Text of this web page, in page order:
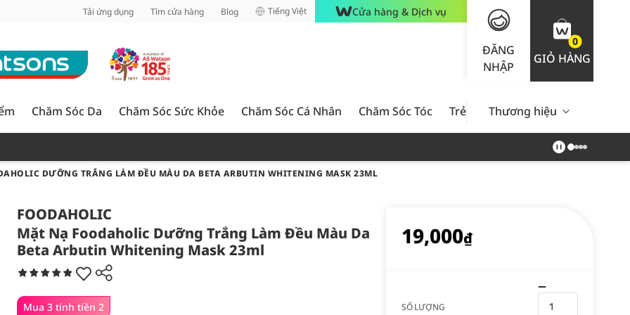
Tải ứng dụng Tìm cửa hàng Blog Tiếng Việt Cửa hàng & Dịch vụ
ĐĂNG
NHẬP
0
GIỎ HÀNG
Chăm Sóc Da Chăm Sóc Sức Khỏe Chăm Sóc Cá Nhân Chăm Sóc Tóc Trẻ Em Nam Giới Chăm Sóc
Thương hiệu
DƯỠNG TRẮNG LÀM ĐỀU MÀU DA BETA ARBUTIN WHITENING MASK 23ML
FOODAHOLIC
Mặt Nạ Foodaholic Dưỡng Trắng Làm Đều Màu Da
Beta Arbutin Whitening Mask 23ml
Mua 3 tính tiền 2
19,000₫
SỐ LƯỢNG